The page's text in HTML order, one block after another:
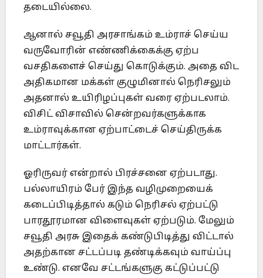
தடையில்லை.
ஆனால் சவூதி அரசாங்கம் உம்ராச் செய்ய
வருவோரின் எண்ணிக்கைக்கு ஏற்ப
வசதிகளைச் செய்து கொடுக்கும். அதை விட
அதிகமான மக்கள் குழுமினால் நெரிசலும்
அதனால் உயிரிழப்புகள் வரை ஏற்படலாம்.
விசிட் விசாவில் சென்றவர்களுக்காக
உம்ராவுக்கான ஏற்பாட்டைச் செய்திருக்க
மாட்டார்கள்.
ஓரிருவர் என்றால் பிரச்சனை ஏற்படாது.
பல்லாயிரம் பேர் இந்த வழிமுறையைக்
கடைப்பிடித்தால் கடும் நெரிசல் ஏற்பட்டு
பாரதூரமான விளைவுகள் ஏற்படும். மேலும்
சவூதி அரசு இதைக் கண்டுபிடித்து விட்டால்
அதற்கான சட்டப்படி தண்டிக்கவும் வாய்ப்பு
உண்டு. எனவே சட்டங்களுகு கட்டுப்பட்டு